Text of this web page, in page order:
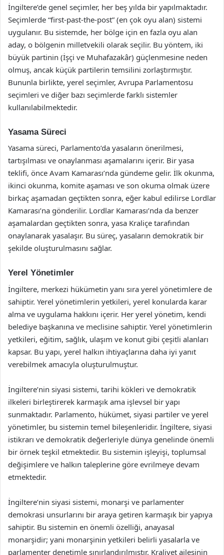
İngiltere’de genel seçimler, her beş yılda bir yapılmaktadır.
Seçimlerde “first-past-the-post” (en çok oyu alan) sistemi
uygulanır. Bu sistemde, her bölge için en fazla oyu alan
aday, o bölgenin milletvekili olarak seçilir. Bu yöntem, iki
büyük partinin (İşçi ve Muhafazakâr) güçlenmesine neden
olmuş, ancak küçük partilerin temsilini zorlaştırmıştır.
Bununla birlikte, yerel seçimler, Avrupa Parlamentosu
seçimleri ve diğer bazı seçimlerde farklı sistemler
kullanılabilmektedir.
Yasama Süreci
Yasama süreci, Parlamento’da yasaların önerilmesi,
tartışılması ve onaylanması aşamalarını içerir. Bir yasa
teklifi, önce Avam Kamarası’nda gündeme gelir. İlk okunma,
ikinci okunma, komite aşaması ve son okuma olmak üzere
birkaç aşamadan geçtikten sonra, eğer kabul edilirse Lordlar
Kamarası’na gönderilir. Lordlar Kamarası’nda da benzer
aşamalardan geçtikten sonra, yasa Kraliçe tarafından
onaylanarak yasalaşır. Bu süreç, yasaların demokratik bir
şekilde oluşturulmasını sağlar.
Yerel Yönetimler
İngiltere, merkezi hükümetin yanı sıra yerel yönetimlere de
sahiptir. Yerel yönetimlerin yetkileri, yerel konularda karar
alma ve uygulama hakkını içerir. Her yerel yönetim, kendi
belediye başkanına ve meclisine sahiptir. Yerel yönetimlerin
yetkileri, eğitim, sağlık, ulaşım ve konut gibi çeşitli alanları
kapsar. Bu yapı, yerel halkın ihtiyaçlarına daha iyi yanıt
verebilmek amacıyla oluşturulmuştur.
İngiltere’nin siyasi sistemi, tarihi kökleri ve demokratik
ilkeleri birleştirerek karmaşık ama işlevsel bir yapı
sunmaktadır. Parlamento, hükümet, siyasi partiler ve yerel
yönetimler, bu sistemin temel bileşenleridir. İngiltere, siyasi
istikrarı ve demokratik değerleriyle dünya genelinde önemli
bir örnek teşkil etmektedir. Bu sistemin işleyişi, toplumsal
değişimlere ve halkın taleplerine göre evrilmeye devam
etmektedir.
İngiltere’nin siyasi sistemi, monarşi ve parlamenter
demokrasi unsurlarını bir araya getiren karmaşık bir yapıya
sahiptir. Bu sistemin en önemli özelliği, anayasal
monarşidir; yani monarşinin yetkileri belirli yasalarla ve
parlamenter denetimle sınırlandırılmıştır. Kraliyet ailesinin